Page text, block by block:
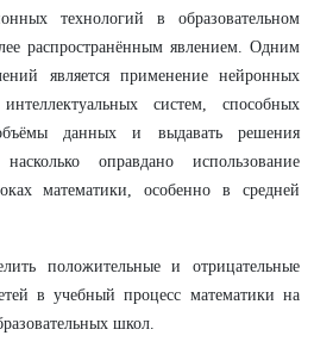
технологий в образовательном
распространённым явлением. Одним
является применение нейронных
систем, способных
данных и выдавать решения
оправдано использование
математики, особенно в средней
положительные и отрицательные
в учебный процесс математики на
школ.